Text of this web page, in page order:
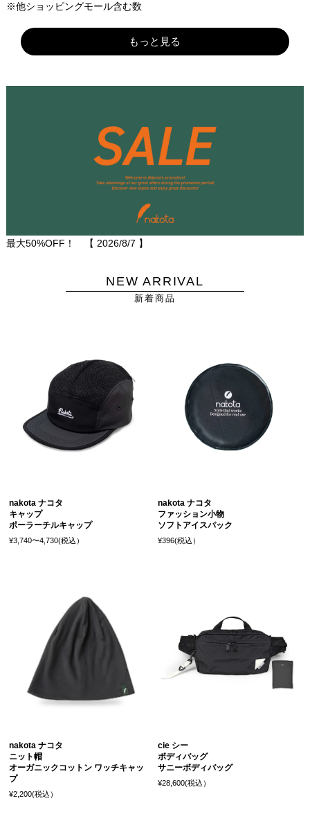
※他ショッピングモール含む数
もっと見る
最大50%OFF！ 【 2026/8/7 】
NEW ARRIVAL
新着商品
nakota ナコタ
キャップ
ポーラーチルキャップ
¥3,740〜4,730(税込）
nakota ナコタ
ファッション小物
ソフトアイスパック
¥396(税込）
nakota ナコタ
ニット帽
オーガニックコットン ワッチキャッ
プ
¥2,200(税込）
cie シー
ボディバッグ
サニーボディバッグ
¥28,600(税込）